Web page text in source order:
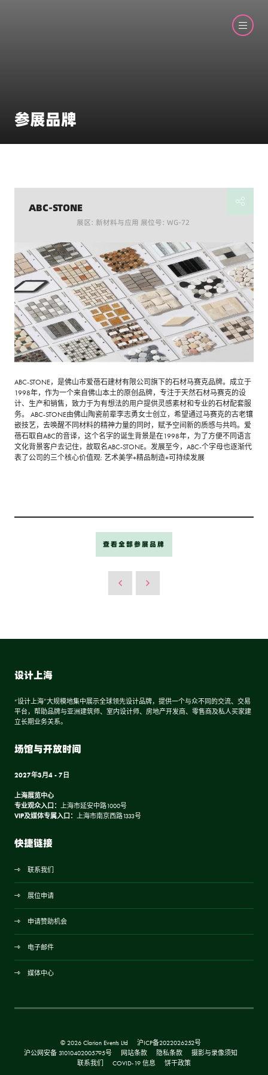
参展品牌
ABC-STONE
展区: 新材料与应用 展位号: WG-72
ABC-STONE，是佛山市爱蓓石建材有限公司旗下的石材马赛克品牌。成立于
1998年，作为一个来自佛山本土的原创品牌，专注于天然石材马赛克的设
计、生产和销售，致力于为有想法的用户提供灵感素材和专业的石材配套服
务。 ABC-STONE由佛山陶瓷前辈李志勇女士创立，希望通过马赛克的古老镶
嵌技艺，去唤醒不同材料的精神力量的同时，赋予空间新的质感与共鸣。爱
蓓石取自ABC的音译，这个名字的诞生背景是在1998年，为了方便不同语言
文化背景客户去记住，故取名ABC-STONE。发展至今，ABC-个字母也逐渐代
表了公司的三个核心价值观: 艺术美学+精品制造+可持续发展
查看全部参展品牌
设计上海
“设计上海”大规模地集中展示全球领先设计品牌，提供一个与众不同的交流、交易
平台，帮助品牌与亚洲建筑师、室内设计师、房地产开发商、零售商及私人买家建
立长期业务关系。
场馆与开放时间
2027年3月4 - 7日
上海展览中心
专业观众入口： 上海市延安中路1000号
VIP及媒体专属入口： 上海市南京西路1333号
快捷链接
联系我们
展位申请
申请赞助机会
电子邮件
媒体中心
© 2026 Clarion Events Ltd
沪ICP备2022026252号
沪公网安备 31010402005795号
网站条款 隐私条款
摄影与录像须知
联系我们
COVID-19 信息 饼干政策